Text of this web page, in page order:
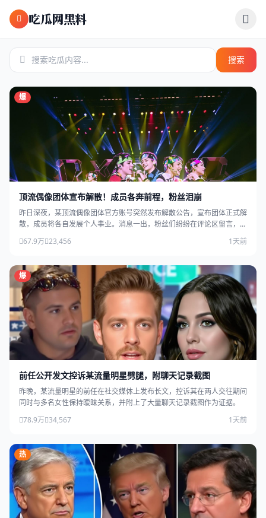
跳过导航
吃瓜网黑料
搜索
爆
顶流偶像团体宣布解散！成员各奔前程，粉丝泪崩
昨日深夜，某顶流偶像团体官方账号突然发布解散公告，宣布团体正式解
散，成员将各自发展个人事业。消息一出，粉丝们纷纷在评论区留言，场
67.9万 23,456 1天前
爆
前任公开发文控诉某流量明星劈腿，附聊天记录截图
昨晚，某流量明星的前任在社交媒体上发布长文，控诉其在两人交往期间
同时与多名女性保持暧昧关系，并附上了大量聊天记录截图作为证据。
78.9万 34,567 1天前
热